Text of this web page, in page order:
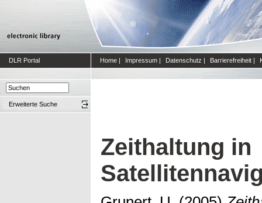
DLR Portal Home | Impressum | Datenschutz | Barrierefreiheit |
Erweiterte Suche
Zeithaltung in